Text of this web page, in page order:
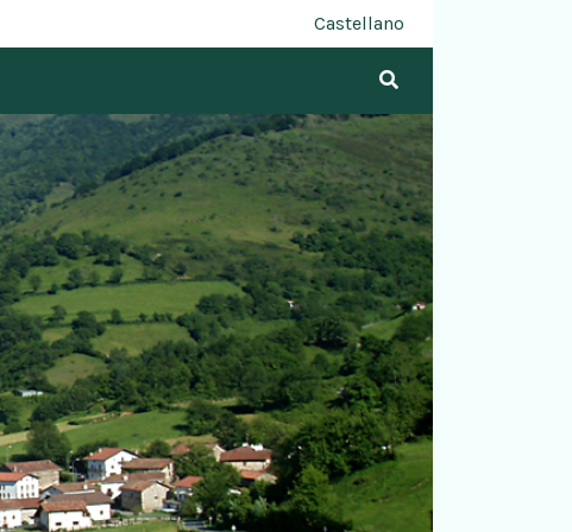
Castellano